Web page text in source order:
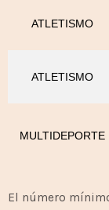
ATLETISMO
ATLETISMO
MULTIDEPORTE
El número